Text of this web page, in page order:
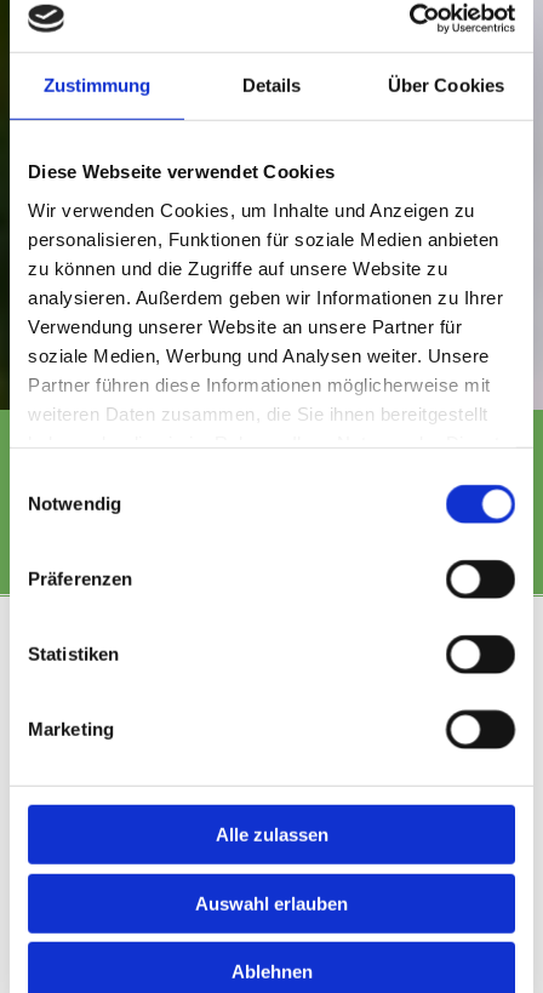
Zustimmung Details Über Cookies
Diese Webseite verwendet Cookies
Wir verwenden Cookies, um Inhalte und Anzeigen zu
personalisieren, Funktionen für soziale Medien anbieten
zu können und die Zugriffe auf unsere Website zu
analysieren. Außerdem geben wir Informationen zu Ihrer
Verwendung unserer Website an unsere Partner für
soziale Medien, Werbung und Analysen weiter. Unsere
Partner führen diese Informationen möglicherweise mit
weiteren Daten zusammen, die Sie ihnen bereitgestellt
Notwendig
Präferenzen
Statistiken
Marketing
Alle zulassen
Auswahl erlauben
Ablehnen
Öffnungszeiten: Mo:9.00 -12.00+ 15.00 - 18.00 Uhr • Di:
9.00 -12.00 Uhr • Mi: 9.00 -12.00 + 15.00 - 18.00 Uhr
Do: 9.00 -12.00 + 15.00 - 18.00 Uhr • Fr: 9.00 -12.00 + 15.00